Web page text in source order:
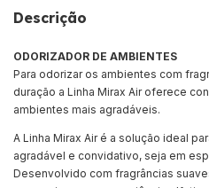
Descrição
ODORIZADOR DE AMBIENTES
Para odorizar os ambientes com
duração a Linha Mirax Air oferece
ambientes mais agradáveis.
A Linha Mirax Air é a solução ideal
agradável e convidativo, seja em
Desenvolvido com fragrâncias